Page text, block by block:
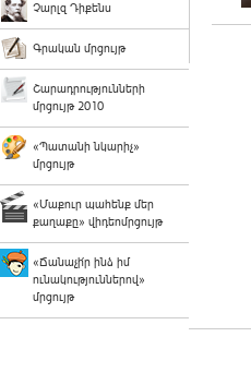
Չարլզ Դիքենս
Գրական մրցույթ
Շարադրությունների
մրցույթ 2010
«Պատանի նկարիչ»
մրցույթ
«Մաքուր պահենք մեր
քաղաքը» վիդեոմրցույթ
«Ճանաչի՛ր ինձ իմ
ունակություններով»
մրցույթ